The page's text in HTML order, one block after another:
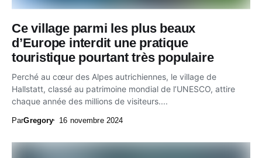
Ce village parmi les plus beaux
d’Europe interdit une pratique
touristique pourtant très populaire
Perché au cœur des Alpes autrichiennes, le village de
Hallstatt, classé au patrimoine mondial de l’UNESCO, attire
chaque année des millions de visiteurs....
ParGregory 16 novembre 2024